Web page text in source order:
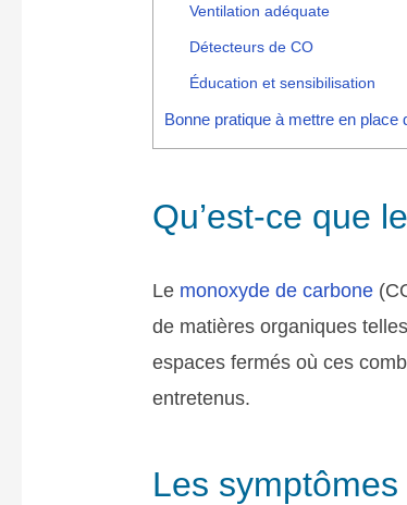
Ventilation adéquate
Détecteurs de CO
Éducation et sensibilisation
Bonne pratique à mettre en place
Qu’est-ce que
Le monoxyde de carbone
de matières organiques
espaces fermés où ces
entretenus.
Les